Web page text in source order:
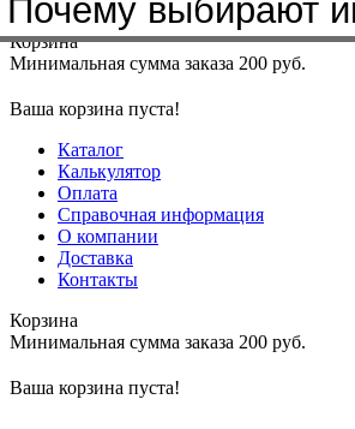
Меню+7(4912)50-37-50sbit@krep62.ru
Корзина
Минимальная сумма заказа 200 руб.
Ваша корзина пуста!
Каталог
Калькулятор
Оплата
Справочная информация
О компании
Доставка
Контакты
Корзина
Минимальная сумма заказа 200 руб.
Ваша корзина пуста!
Почему выбирают